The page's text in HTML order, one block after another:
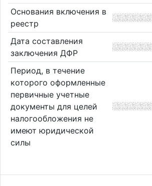
Основания включения в
реестр
Дата составления
заключения ДФР
Период, в течение
которого оформленные
первичные учетные
документы для целей
налогообложения не
имеют юридической
силы